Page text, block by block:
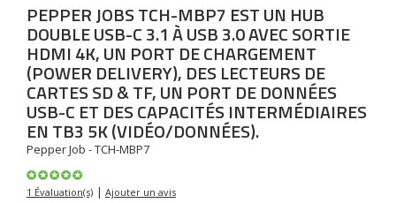
PEPPER JOBSTCH-MBP7 EST UN HUB
DOUBLE USB-C 3.1 À USB 3.0 AVEC SORTIE
HDMI 4K, UN PORT DE CHARGEMENT
(POWER DELIVERY), DES LECTEURS DE
CARTES SD & TF, UN PORT DE DONNÉES
USB-C ET DES CAPACITÉS INTERMÉDIAIRES
EN TB3 5K (VIDÉO/DONNÉES).
Pepper Job - TCH-MBP7
1 Évaluation(s) | Ajouter un avis